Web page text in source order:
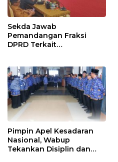
Sekda Jawab
Pemandangan Fraksi
DPRD Terkait
2024
Pimpin Apel Kesadaran
Nasional, Wabup
Tekankan Disiplin dan